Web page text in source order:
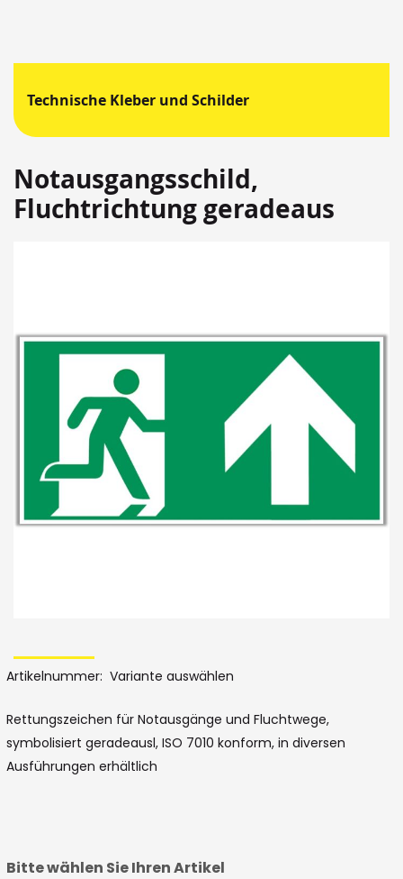
Technische Kleber und Schilder
Notausgangsschild,
Fluchtrichtung geradeaus
Ende
Bildergalerie
to
the
beginning
of
the
Artikelnummer Variante auswählen
Rettungszeichen für Notausgänge und Fluchtwege,
symbolisiert geradeausl, ISO 7010 konform, in diversen
Ausführungen erhältlich
Bitte wählen Sie Ihren Artikel